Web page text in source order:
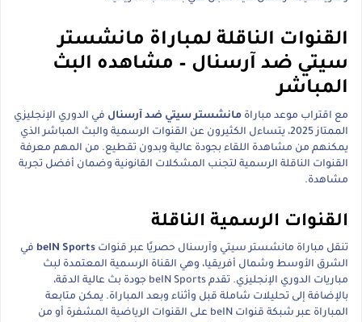
القنوات الناقلة لمباراة مانشستر
سيتي ضد آرسنال – مشاهده البث
المباشر
مع اقتراب موعد مباراة مانشستر سيتي ضد آرسنال في الدوري الإنجليزي
الممتاز 2025، يتساءل الكثيرون عن القنوات الرسمية والبث المباشر الذي
يمكنهم من مشاهدة اللقاء بجودة عالية وبدون تقطيع. من المهم معرفة
القنوات الناقلة الرسمية لتجنب المشكلات القانونية وضمان أفضل تجربة
مشاهدة.
القنوات الرسمية الناقلة
تنقل مباراة مانشستر سيتي وآرسنال حصريًا عبر قنوات beIN Sports في
الشرق الأوسط وشمال أفريقيا، وهي القناة الرسمية المعتمدة لبث
مباريات الدوري الإنجليزي. تقدم beIN Sports جودة بث عالية الدقة،
بالإضافة إلى تحليلات شاملة قبل وأثناء وبعد المباراة. يمكن متابعة
المباراة عبر شبكة قنوات beIN على القنوات الرياضية المشفرة أو من